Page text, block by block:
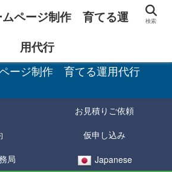
ージ制作 育てる運用代行
お見積りご依頼
仮申し込み
局
Japanese
ムページ制作 育てる運
用代行
検索